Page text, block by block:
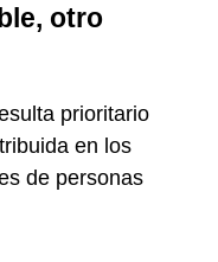
otro
prioritario
en los
de personas